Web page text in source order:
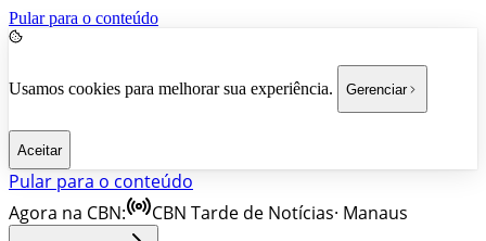
Pular para o conteúdo
Usamos cookies para melhorar sua experiência. Gerenciar
Aceitar
Pular para o conteúdo
Agora na CBN:
CBN Tarde de Notícias· Manaus